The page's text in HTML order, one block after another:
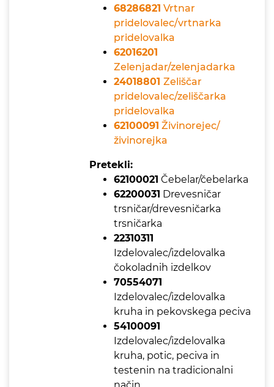
68286821 Vrtnar
pridelovalec/vrtnarka
pridelovalka
62016201
Zelenjadar/zelenjadarka
24018801 Zeliščar
pridelovalec/zeliščarka
pridelovalka
62100091 Živinorejec/
živinorejka
Pretekli:
62100021 Čebelar/čebelarka
62200031 Drevesničar
trsničar/drevesničarka
trsničarka
22310311
Izdelovalec/izdelovalka
čokoladnih izdelkov
70554071
Izdelovalec/izdelovalka
kruha in pekovskega peciva
54100091
Izdelovalec/izdelovalka
kruha, potic, peciva in
testenin na tradicionalni